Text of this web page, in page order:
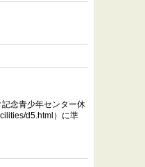
念青少年センター休
d5.html）に準